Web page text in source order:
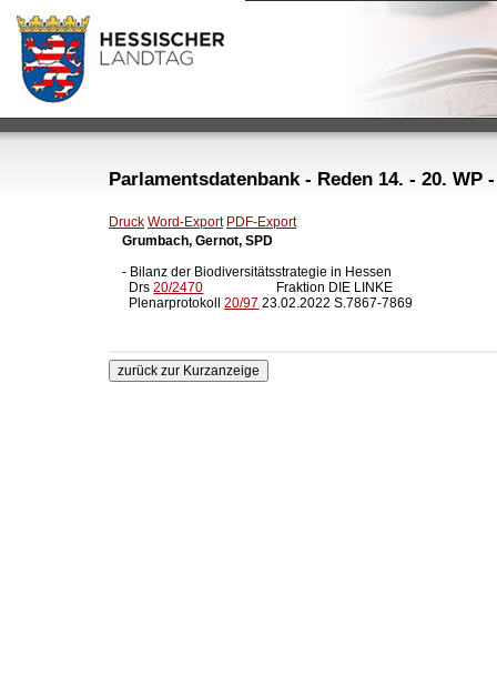
Parlamentsdatenbank - Reden 14. - 20. WP
Druck Word-Export PDF-Export
Grumbach, Gernot, SPD
- Bilanz der Biodiversitätsstrategie in Hessen
  Drs
20/2470
                      Fraktion DIE LINKE
  Plenarprotokoll
20/97 23.02.2022 S.7867-7869